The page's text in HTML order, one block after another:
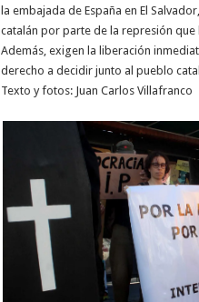
la embajada de España en El
catalán por parte de la represión
Además, exigen la liberación
derecho a decidir junto al pueblo
Texto y fotos: Juan Carlos Villafranco